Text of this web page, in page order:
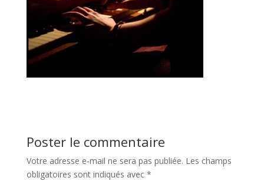
Poster le commentaire
Votre adresse e-mail ne sera pas publiée. Les champs
obligatoires sont indiqués avec *